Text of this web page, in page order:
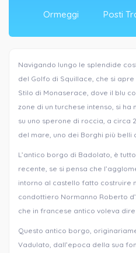
Ormeggi Posti
Navigando lungo le splendide
del Golfo di Squillace, che si
Stilo di Monaserace, dove il blu
zone di un turchese intenso, si
su uno sperone di roccia, a circa
del mare, uno dei Borghi più belli
L’antico borgo di Badolato, è
recente, se si pensa che
intorno al castello fatto costruire
condottiero Normanno Roberto
che in francese antico voleva dire
Questo antico borgo,
Vadulato, dall’epoca della sua